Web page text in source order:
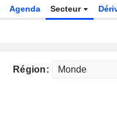
Agenda Secteur
Région: